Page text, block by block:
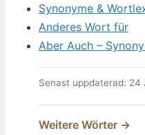
Synonyme &
Anderes Wort für
Aber Auch –
Senast uppdaterad: 24
Weitere Wörter →